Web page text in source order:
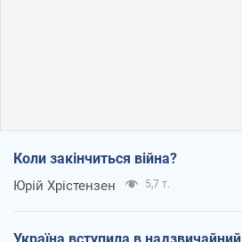
Коли закінчиться війна?
Юрій Хрістензен 5,7 т.
Україна вступила в надзвичайний